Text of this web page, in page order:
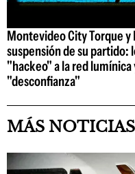
Montevideo City Torque
suspensión de su partido:
"hackeo" a la red
"desconfianza"
MÁS